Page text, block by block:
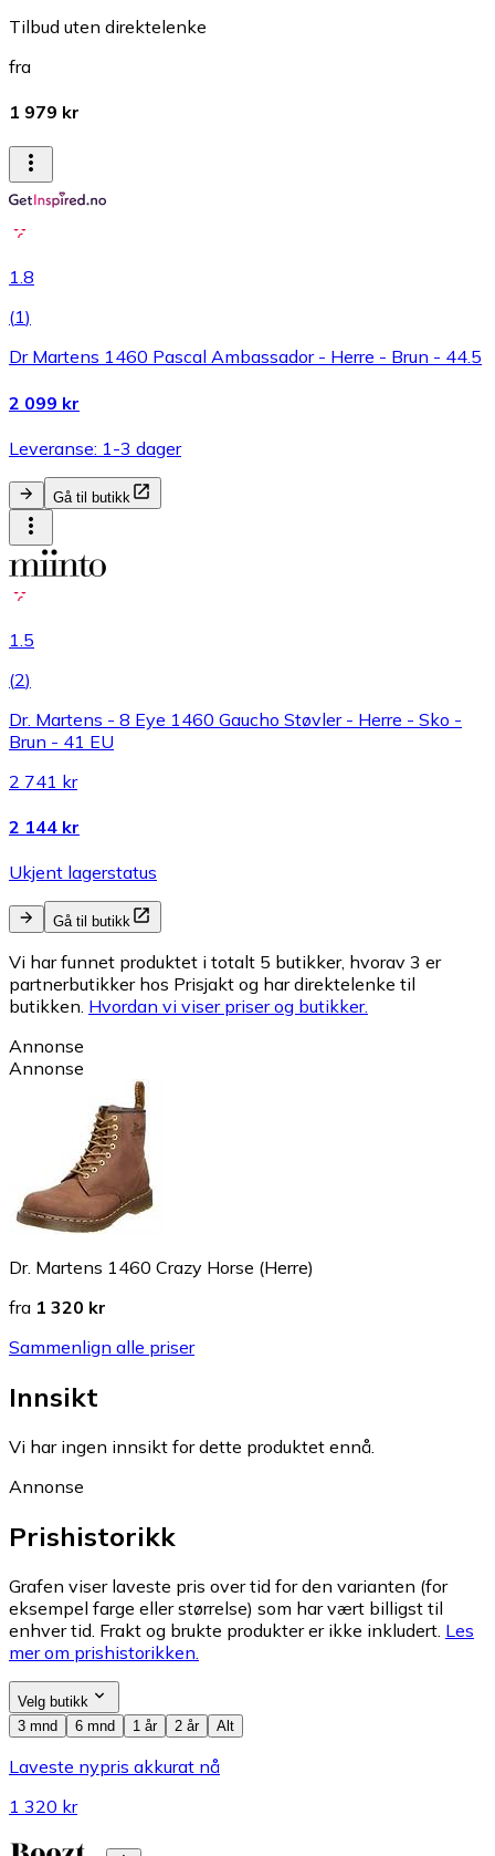
Tilbud uten direktelenke
fra
1 979 kr
1.8
(1)
Dr Martens 1460 Pascal Ambassador - Herre - Brun - 44.5
2 099 kr
Leveranse: 1-3 dager
Gå til butikk
1.5
(2)
Dr. Martens - 8 Eye 1460 Gaucho Støvler - Herre - Sko -
Brun - 41 EU
2 741 kr
2 144 kr
Ukjent lagerstatus
Gå til butikk
Vi har funnet produktet i totalt 5 butikker, hvorav 3 er
partnerbutikker hos Prisjakt og har direktelenke til
butikken. Hvordan vi viser priser og butikker.
Annonse
Annonse
Dr. Martens 1460 Crazy Horse (Herre)
fra 1 320 kr
Sammenlign alle priser
Innsikt
Vi har ingen innsikt for dette produktet ennå.
Annonse
Prishistorikk
Grafen viser laveste pris over tid for den varianten (for
eksempel farge eller størrelse) som har vært billigst til
enhver tid. Frakt og brukte produkter er ikke inkludert. Les
mer om prishistorikken.
Velg butikk
3 mnd
6 mnd 1 år 2 år Alt
Laveste nypris akkurat nå
1 320 kr